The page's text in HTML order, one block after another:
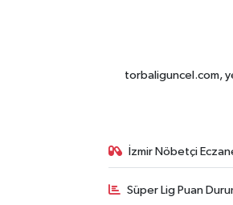
torbaliguncel.com,
İzmir Nöbetçi
Süper Lig Puan